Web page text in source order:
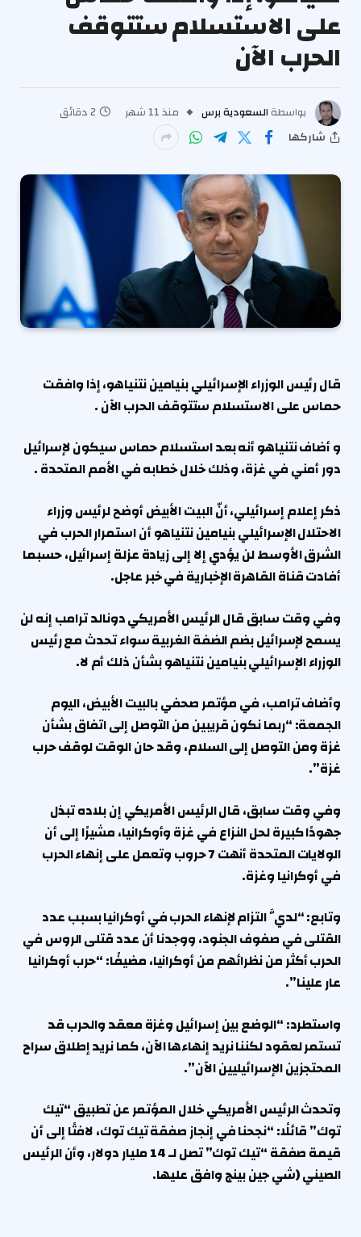
على الاستسلام ستتوقف
الحرب الآن
بواسطة السعودية برس منذ 11 شهر
2 دقائق
شاركها
قال رئيس الوزراء الإسرائيلي بنيامين نتنياهو، إذا وافقت
حماس على الاستسلام ستتوقف الحرب الآن .
و أضاف نتنياهو أنه بعد استسلام حماس سيكون لإسرائيل
دور أمني في غزة، وذلك خلال خطابه في الأمم المتحدة .
ذكر إعلام إسرائيلي، أنّ البيت الأبيض أوضح لرئيس وزراء
الاحتلال الإسرائيلي بنيامين نتنياهو أن استمرار الحرب في
الشرق الأوسط لن يؤدي إلا إلى زيادة عزلة إسرائيل، حسبما
أفادت قناة القاهرة الإخبارية في خبر عاجل.
وفي وقت سابق قال الرئيس الأمريكي دونالد ترامب إنه لن
يسمح لإسرائيل بضم الضفة الغربية سواء تحدث مع رئيس
الوزراء الإسرائيلي بنيامين نتنياهو بشأن ذلك أم لا.
وأضاف ترامب، في مؤتمر صحفي بالبيت الأبيض، اليوم
الجمعة: “ربما نكون قريبين من التوصل إلى اتفاق بشأن
غزة ومن التوصل إلى السلام، وقد حان الوقت لوقف حرب
غزة”.
وفي وقت سابق، قال الرئيس الأمريكي إن بلاده تبذل
جهودًا كبيرة لحل النزاع في غزة وأوكرانيا، مشيرًا إلى أن
الولايات المتحدة أنهت 7 حروب وتعمل على إنهاء الحرب
في أوكرانيا وغزة.
وتابع: “لديَّ التزام لإنهاء الحرب في أوكرانيا بسبب عدد
القتلى في صفوف الجنود، ووجدنا أن عدد قتلى الروس في
الحرب أكثر من نظرائهم من أوكرانيا، مضيفًا: “حرب أوكرانيا
عار علينا”.
واستطرد: “الوضع بين إسرائيل وغزة معقد والحرب قد
تستمر لعقود لكننا نريد إنهاءها الآن، كما نريد إطلاق سراح
المحتجزين الإسرائيليين الآن”.
وتحدث الرئيس الأمريكي خلال المؤتمر عن تطبيق “تيك
توك” قائلًا: “نجحنا في إنجاز صفقة تيك توك، لافتًا إلى أن
قيمة صفقة “تيك توك” تصل لـ 14 مليار دولار، وأن الرئيس
الصيني (شي جين بينج وافق عليها.